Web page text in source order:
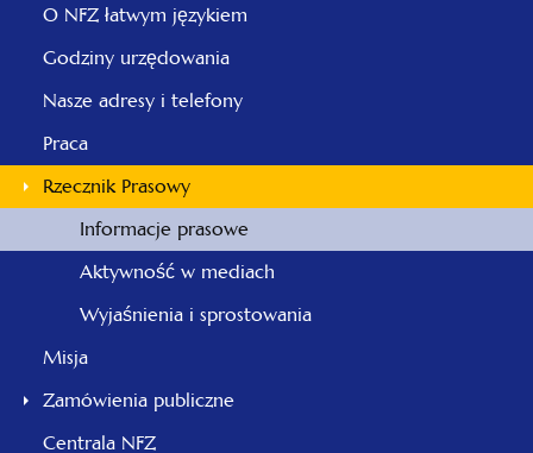
O NFZ łatwym językiem
Godziny urzędowania
Nasze adresy i telefony
Praca
Rzecznik Prasowy
Informacje prasowe
Aktywność w mediach
Wyjaśnienia i sprostowania
Misja
Zamówienia publiczne
Centrala NFZ